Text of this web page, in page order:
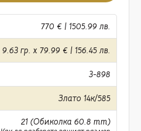
770 € | 1505.99 лв.
9.63 гр. x 79.99 € | 156.45 лв.
3-898
Злато 14к/585
21 (Обиколка 60.8 mm)